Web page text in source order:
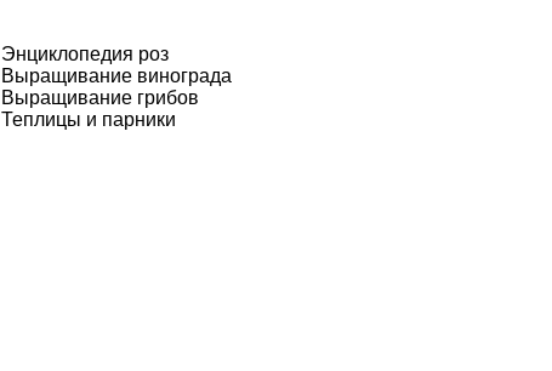
Энциклопедия роз
Выращивание винограда
Выращивание грибов
Теплицы и парники